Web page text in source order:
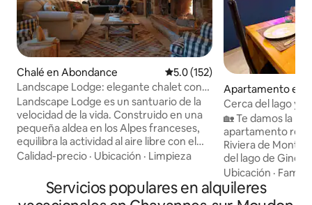
Chalé en Abondance Calificación promedio: 5.0 de
5.0 (152)
Landscape Lodge: elegante chalet con
vistas increíbles
Landscape Lodge es un santuario de la
velocidad de la vida. Construido en una
pequeña aldea en los Alpes franceses,
equilibra la actividad al aire libre con el
descanso y el retiro. Sus interiores
modernos con toques únicos y
tradicionales. Las camas son
Calidad-precio · Ubicación · Limpieza
Apartamento en
Cerca del lago y
nuevo y cómodo
🏡 Te damos la
apartamento
Riviera de
del lago de Ginebra. Una casa
para hasta 4
privada,
tablas de surf de
Ubicación ·
Servicios populares en alquileres